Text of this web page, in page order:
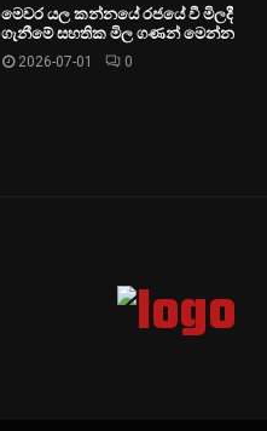
මෙවර යල කන්නයේ රජයේ වී මිලදී
ගැනීමේ සහතික මිල ගණන් මෙන්න
2026-07-01 0